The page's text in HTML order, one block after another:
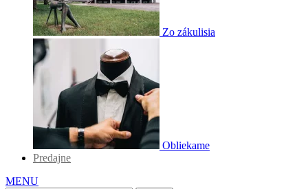
Zo zákulisia
Obliekame
Predajne
MENU